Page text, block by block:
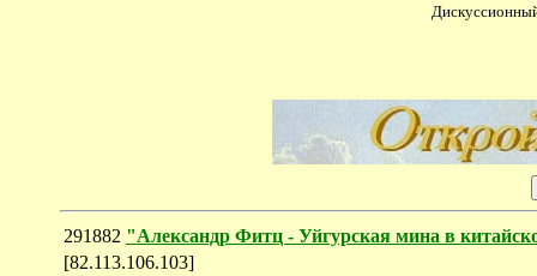
291882 "Александр Фитц - Уйгурская мина в
[82.113.106.103]